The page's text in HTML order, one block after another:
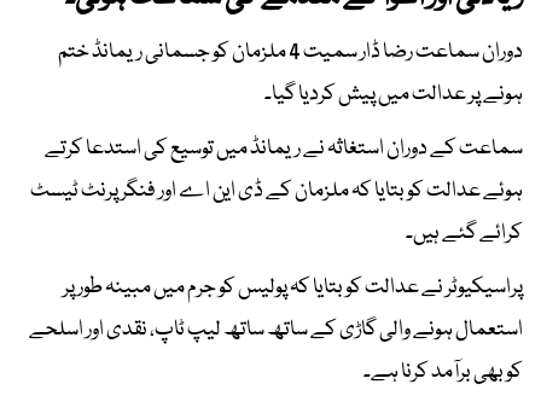
دوران سماعت رضا ڈار سمیت 4 ملزمان کو جسمانی ریمانڈ ختم
ہونے پر عدالت میں پیش کردیا گیا۔
سماعت کے دوران استغاثہ نے ریمانڈ میں توسیع کی استدعا کرتے
ہوئے عدالت کو بتایا کہ ملزمان کے ڈی این اے اور فنگر پرنٹ ٹیسٹ
کرائے گئے ہیں۔
پراسیکیوٹر نے عدالت کو بتایا کہ پولیس کو جرم میں مبینہ طور پر
استعمال ہونے والی گاڑی کے ساتھ ساتھ لیپ ٹاپ، نقدی اور اسلحے
کو بھی برآمد کرنا ہے۔